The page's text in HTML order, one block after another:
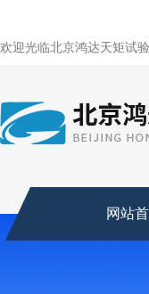
欢迎光临北京鸿达天矩试
网站